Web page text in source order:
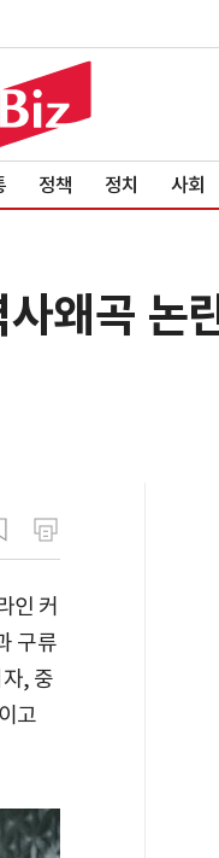
정책 정치 사회
왜곡 논
인 커
구류
, 중
고